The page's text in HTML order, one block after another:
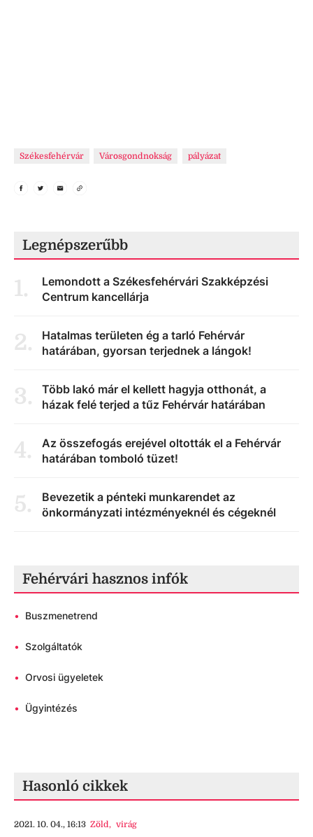
Székesfehérvár Városgondnokság pályázat
Legnépszerűbb
1.
Lemondott a Székesfehérvári Szakképzési
Centrum kancellárja
2.
Hatalmas területen ég a tarló Fehérvár
határában, gyorsan terjednek a lángok!
3.
Több lakó már el kellett hagyja otthonát, a
házak felé terjed a tűz Fehérvár határában
4.
Az összefogás erejével oltották el a Fehérvár
határában tomboló tüzet!
5.
Bevezetik a pénteki munkarendet az
önkormányzati intézményeknél és cégeknél
Fehérvári hasznos infók
• Buszmenetrend
• Szolgáltatók
• Orvosi ügyeletek
• Ügyintézés
Hasonló cikkek
2021. 10. 04., 16:13 Zöld, virág